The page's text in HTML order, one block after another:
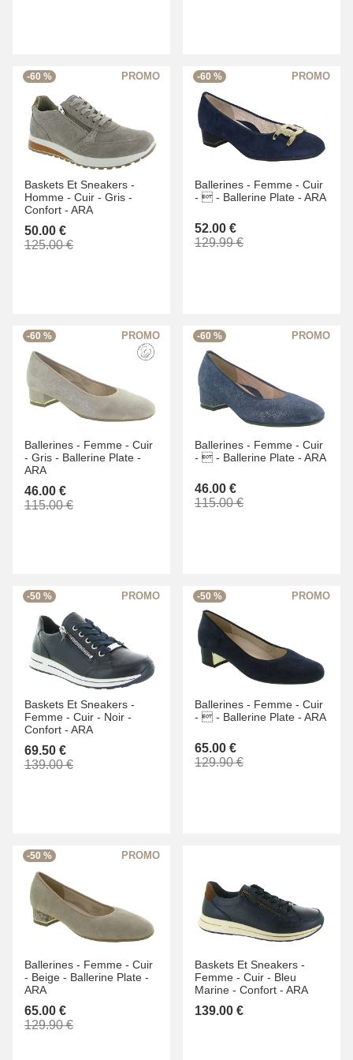
-60 %
Baskets Et Sneakers -
Homme - Cuir - Gris -
Confort - ARA
50.00 €
125.00 €
-60 %
Ballerines - Femme - Cuir
-  - Ballerine Plate - ARA
52.00 €
129.99 €
-60 %
Ballerines - Femme - Cuir
- Gris - Ballerine Plate -
ARA
46.00 €
115.00 €
-60 %
Ballerines - Femme - Cuir
-  - Ballerine Plate - ARA
46.00 €
115.00 €
-50 %
Baskets Et Sneakers -
Femme - Cuir - Noir -
Confort - ARA
69.50 €
139.00 €
-50 %
Ballerines - Femme - Cuir
-  - Ballerine Plate - ARA
65.00 €
129.90 €
-50 %
Ballerines - Femme - Cuir
- Beige - Ballerine Plate -
ARA
65.00 €
129.90 €
Baskets Et Sneakers -
Femme - Cuir - Bleu
Marine - Confort - ARA
139.00 €